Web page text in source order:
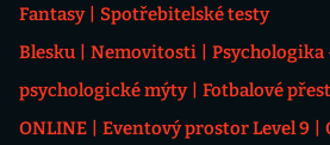
Fantasy
Spotřebitelské testy
Blesku
Nemovitosti
psychologické mýty
Fotbalové
ONLINE
Eventový prostor Level 9